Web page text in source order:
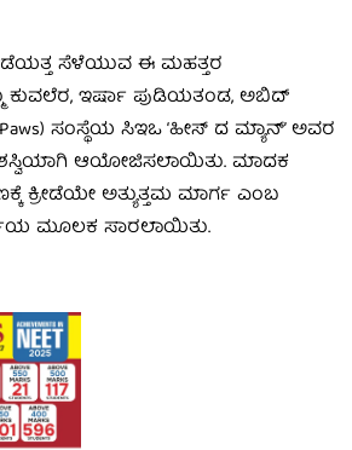
ಸೆಳೆಯುವ ಈ ಮಹತ್ತರ
ಕುವಲೆರ, ಇರ್ಷಾ ಪುಡಿಯತಂಡ, ಅಬಿದ್
ಸಂಸ್ಥೆಯ ಸಿಇಒ ‘ಹೀಸ್ ದ ಮ್ಯಾನ್’ ಅವರ
ಯಶಸ್ವಿಯಾಗಿ ಆಯೋಜಿಸಲಾಯಿತು. ಮಾದಕ
ಕ್ರೀಡೆಯೇ ಅತ್ಯುತ್ತಮ ಮಾರ್ಗ ಎಂಬ
ಮೂಲಕ ಸಾರಲಾಯಿತು.